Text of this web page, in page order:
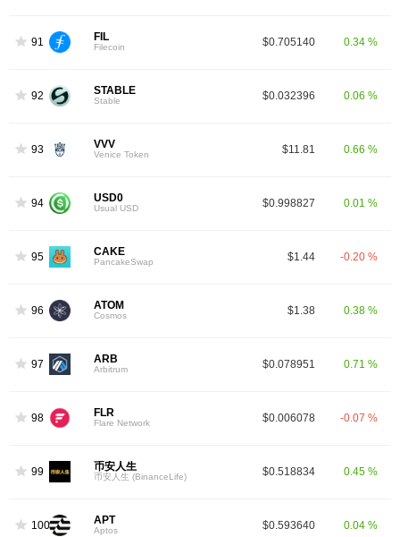
91 FIL
Filecoin $0.705140 0.34 %
92 STABLE
Stable $0.032396 0.06 %
93 VVV
Venice Token $11.81 0.66 %
94 USD0
Usual USD $0.998827 0.01 %
95 CAKE
PancakeSwap $1.44 -0.20 %
96 ATOM
Cosmos $1.38 0.38 %
97 ARB
Arbitrum $0.078951 0.71 %
98 FLR
Flare Network $0.006078 -0.07 %
99 币安人生
币安人生 (BinanceLife) $0.518834 0.45 %
100 APT
Aptos $0.593640 0.04 %